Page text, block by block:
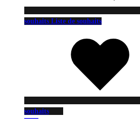
souhaits Liste de souhaits
souhaits